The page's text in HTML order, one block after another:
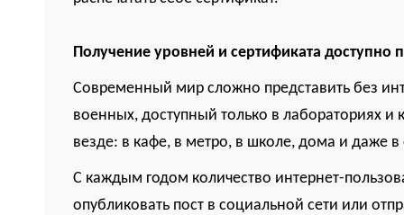
Получение уровней и сертификата доступно
Современный мир сложно представить без
военных, доступный только в лабораториях и
везде: в кафе, в метро, в школе, дома и даже
С каждым годом количество интернет-
опубликовать пост в социальной сети или